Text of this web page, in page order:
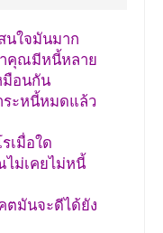
นใจมันมาก
คุณมีหนี้หลาย
อนกัน
ะหนี้หมดแล้ว
เมื่อใด
ม่เคยไม่หนี้
ตมันจะดีได้ยัง